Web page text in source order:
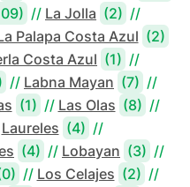
// La Jolla (2) //
Palapa Costa Azul (2)
Costa Azul (1) //
// Labna Mayan (7) //
(1) // Las Olas (8) //
Laureles (4) //
(4) // Lobayan (3) //
// Los Celajes (2) //